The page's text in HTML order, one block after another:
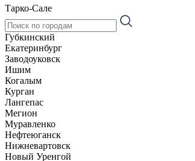
Тарко-Сале
Губкинский
Екатеринбург
Заводоуковск
Ишим
Когалым
Курган
Лангепас
Мегион
Муравленко
Нефтеюганск
Нижневартовск
Новый Уренгой